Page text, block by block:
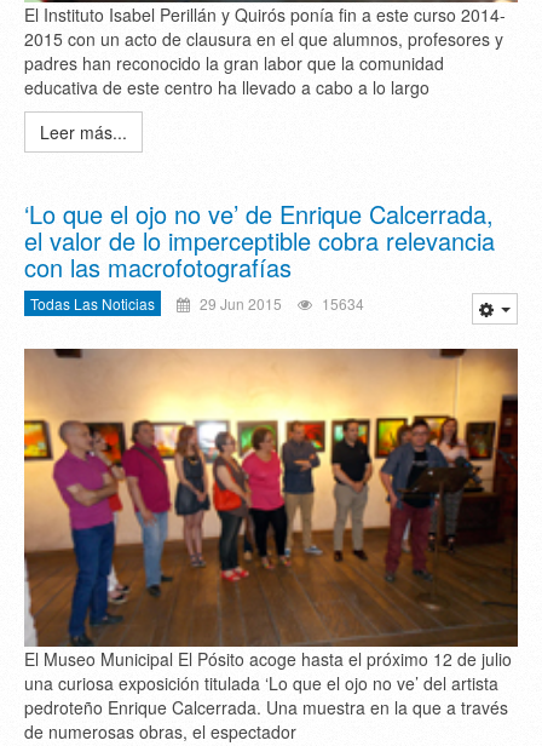
El Instituto Isabel Perillán y Quirós ponía fin a este curso 2014-
2015 con un acto de clausura en el que alumnos, profesores y
padres han reconocido la gran labor que la comunidad
educativa de este centro ha llevado a cabo a lo largo
Leer más...
‘Lo que el ojo no ve’ de Enrique Calcerrada,
el valor de lo imperceptible cobra relevancia
con las macrofotografías
Todas Las Noticias 29 Jun 2015 15634
El Museo Municipal El Pósito acoge hasta el próximo 12 de julio
una curiosa exposición titulada ‘Lo que el ojo no ve’ del artista
pedroteño Enrique Calcerrada. Una muestra en la que a través
de numerosas obras, el espectador